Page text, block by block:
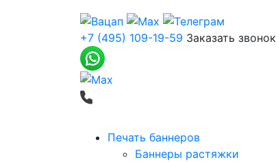
+7 (495) 109-19-59 Заказать звонок
Печать баннеров
Баннеры растяжки